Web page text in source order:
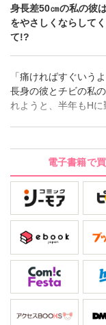
身長差50㎝の私の彼
をやさしくならして
て!?
「痛ければすぐいう
長身の彼とチビの私
れようと、半年もH
て…。 彼の太い指が
ど、いざ入れると痛
らアソコのトレーニ
がらのトレーニング
ゃいそうっ…!?さらに
ぎきしてしまい、私
まって――!?
電子書籍で買